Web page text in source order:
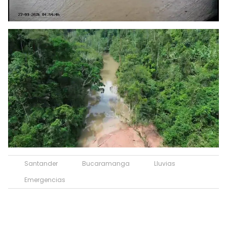
Santander Bucaramanga
Lluvias
Emergencias